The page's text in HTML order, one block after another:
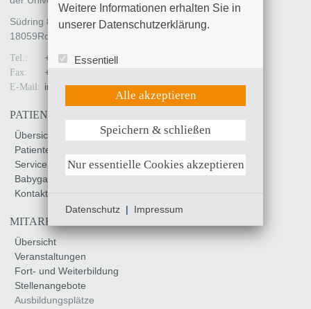
Südring 81
18059Rostock
Tel.: +49 (0)381 4401 - 0
Fax: +49 (0)381 4401 - 7799
E-Mail: info @kliniksued-rostock.de
PATIENTEN & BESUCHER
Übersicht
Patienteninfo
Service & Unterstützung
Babygalerie
Kontakt & Anfahrt
MITARBEITER & KARRIERE
Übersicht
Veranstaltungen
Fort- und Weiterbildung
Stellenangebote
Ausbildungsplätze
Weitere Informationen erhalten Sie in
unserer Datenschutzerklärung.
Essentiell
UX (Hotjar)
Weitere Informationen anzeigen
Alle akzeptieren
Speichern & schließen
Nur essentielle Cookies akzeptieren
Datenschutz | Impressum